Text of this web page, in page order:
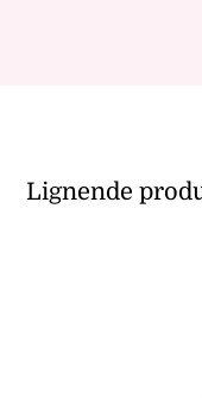
Lignende